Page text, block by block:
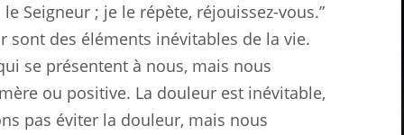
Seigneur ; je le répète, réjouissez-vous.”
sont des éléments inévitables de la vie.
se présentent à nous, mais nous
ou positive. La douleur est inévitable,
pas éviter la douleur, mais nous